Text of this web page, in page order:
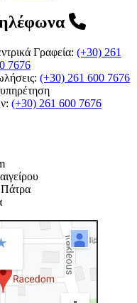
Γραφεία: (+30) 261
7676
(+30) 261 600 7676
: (+30) 261 600 7676